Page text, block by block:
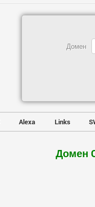
Домен
Alexa Links
Домен